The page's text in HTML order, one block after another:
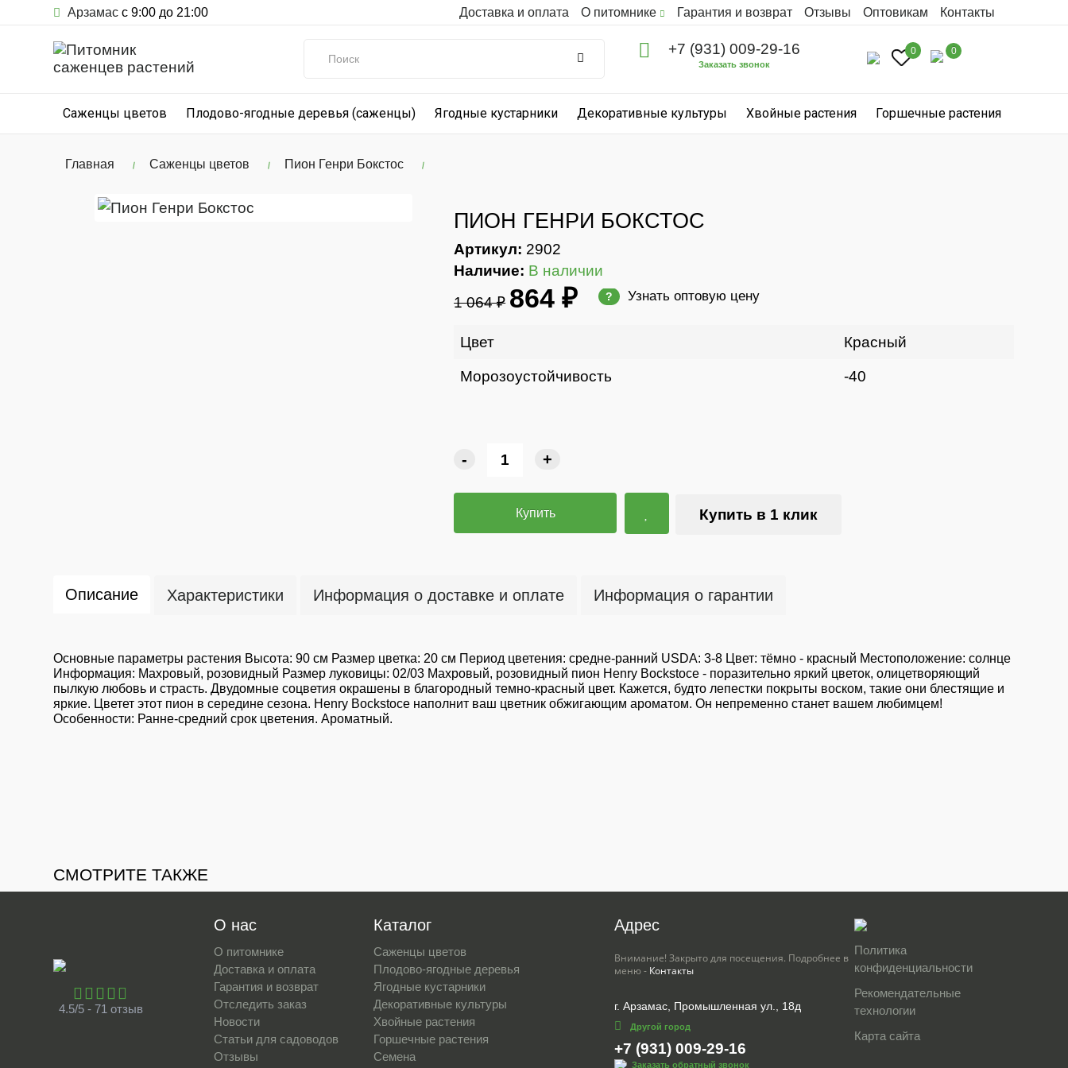
Арзамас с 9:00 до 21:00 Доставка и оплата О питомнике Гарантия и возврат Отзывы Оптовикам Контакты
+7 (931) 009-29-16
Заказать звонок
0 0
Саженцы цветов Плодово-ягодные деревья (саженцы) Ягодные кустарники Декоративные культуры Хвойные растения Горшечные растения
Главная Саженцы цветов Пион Генри Бокстос
ПИОН ГЕНРИ БОКСТОС
Артикул: 2902
Наличие: В наличии
1 064 ₽ 864 ₽ ? Узнать оптовую цену
Цвет Красный
Морозоустойчивость -40
- +
Купить Купить в 1 клик
Описание Характеристики Информация о доставке и оплате Информация о гарантии
Основные параметры растения Высота: 90 см Размер цветка: 20 см Период цветения: средне-ранний USDA: 3-8 Цвет: тёмно - красный Местоположение: солнце
Информация: Махровый, розовидный Размер луковицы: 02/03 Махровый, розовидный пион Henry Bockstoce - поразительно яркий цветок, олицетворяющий
пылкую любовь и страсть. Двудомные соцветия окрашены в благородный темно-красный цвет. Кажется, будто лепестки покрыты воском, такие они блестящие и
яркие. Цветет этот пион в середине сезона. Henry Bockstoce наполнит ваш цветник обжигающим ароматом. Он непременно станет вашем любимцем!
Особенности: Ранне-средний срок цветения. Ароматный.
СМОТРИТЕ ТАКЖЕ
4.5/5 - 71 отзыв
О нас
О питомнике
Доставка и оплата
Гарантия и возврат
Отследить заказ
Новости
Статьи для садоводов
Отзывы
Каталог
Саженцы цветов
Плодово-ягодные деревья
Ягодные кустарники
Декоративные культуры
Хвойные растения
Горшечные растения
Семена
Адрес
Внимание! Закрыто для посещения. Подробнее в
меню - Контакты
г. Арзамас, Промышленная ул., 18д
Другой город
+7 (931) 009-29-16
Заказать обратный звонок
Политика
конфиденциальности
Рекомендательные
технологии
Карта сайта